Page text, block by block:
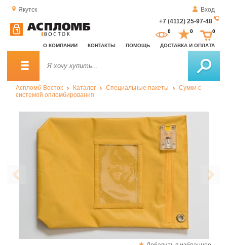
Якутск
Вход
+7 (4112) 25-97-48
О КОМПАНИИ КОНТАКТЫ ПОМОЩЬ ДОСТАВКА И ОПЛАТА
0 0 0
Аспломб-Восток Каталог Специальные пакеты
Сумки с
системой опломбирования